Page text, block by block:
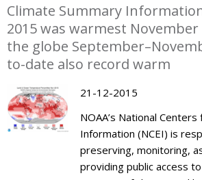
Climate Summary
2015 was warmest
the globe
to-date also record warm
21-12-2015
NOAA’s National
Information (NCEI) is
preserving, monitoring,
providing public access